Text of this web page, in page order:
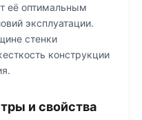
её оптимальным
эксплуатации.
стенки
конструкции
и свойства